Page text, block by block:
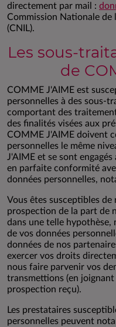
directement par mail :
Commission Nationale
(CNIL).
Les sous-
de
COMME J'AIME est
personnelles à des sous-
comportant des
des finalités visées aux
COMME J'AIME doivent
personnelles le même
J'AIME et se sont
en parfaite conformité
données personnelles,
Vous êtes susceptibles de
prospection de la part de
dans une telle hypothèse,
de vos données
données de nos
exercer vos droits
nous faire parvenir vos
transmettions (en
prospection reçu).
Les prestataires
personnelles peuvent